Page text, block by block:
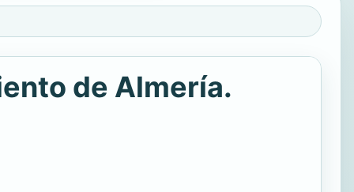
de Almería.